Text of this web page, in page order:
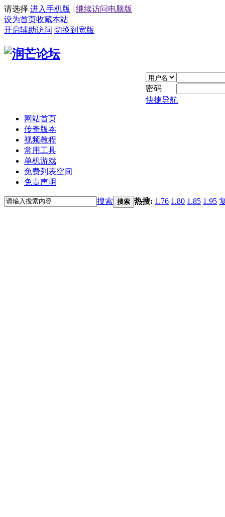
请选择 进入手机版 | 继续访问电脑版
设为首页收藏本站
开启辅助访问 切换到宽版
密码
快捷导航
网站首页
传奇版本
视频教程
常用工具
单机游戏
免费列表空间
免责声明
搜索 搜索 热搜: 1.76 1.80 1.85 1.95